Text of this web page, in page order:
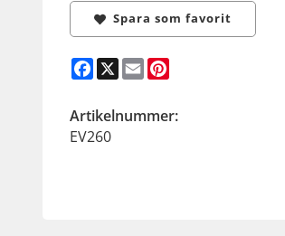
Spara som favorit
Facebook
X Email
Artikelnummer:
EV260